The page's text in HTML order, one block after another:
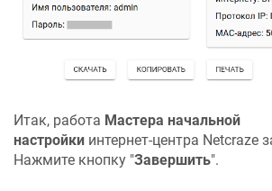
Итак, работа Мастера начальной
настройки интернет-центра Netcraze
Нажмите кнопку "Завершить".